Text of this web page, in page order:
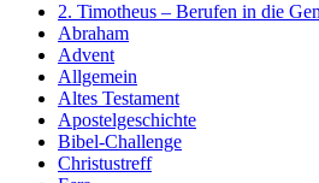
2. Timotheus – Berufen in die
Abraham
Advent
Allgemein
Altes Testament
Apostelgeschichte
Bibel-Challenge
Christustreff